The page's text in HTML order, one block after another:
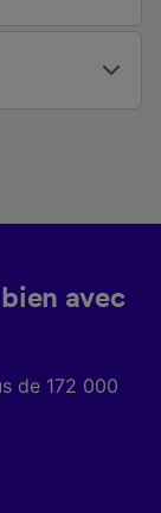
avec
de 172 000